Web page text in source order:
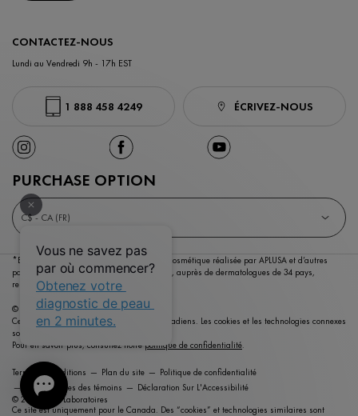
CONTACTEZ-NOUS
Lundi au Vendredi 9h - 17h EST
1 888 458 4249 ÉCRIVEZ-NOUS
PURCHASE OPTION
C$ - CA (FR)
*Enquête menée auprès du marché dermocosmétique réalisée par APLUSA et d’autres
partenaires entre janvier 2023 et mai 2023, auprès de dermatologues de 34 pays,
représentant plus de 80% du PIB mondial.
© Copyright 2026 Vichy Laboratoires
Ce site est destiné aux consommateurs canadiens. Les cookies et les technologies connexes
sont utilisés à des fins publicitaires.
Pour en savoir plus, consultez notre politique de confidentialité.
Termes et conditions Plan du site
Politique de confidentialité
Paramétrages des témoins
Déclaration Sur L'Accessibilité
© 2021 Vichy Laboratoires
Ce site est uniquement pour le Canada. Des “cookies” et technologies similaires sont